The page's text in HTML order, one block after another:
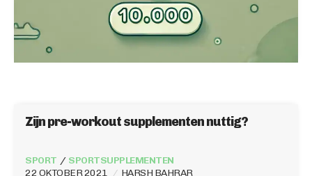
Zijn pre-workout supplementen nuttig?
22 OKTOBER 2021 HARSH BAHRAR
SPORT SPORTSUPPLEMENTEN